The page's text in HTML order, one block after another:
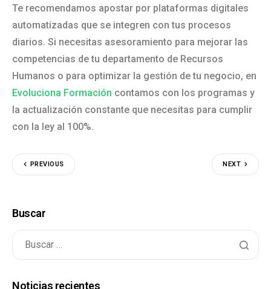
Te recomendamos apostar por plataformas digitales
automatizadas que se integren con tus procesos
diarios. Si necesitas asesoramiento para mejorar las
competencias de tu departamento de Recursos
Humanos o para optimizar la gestión de tu negocio, en
Evoluciona Formación contamos con los programas y
la actualización constante que necesitas para cumplir
con la ley al 100%.
PREVIOUS NEXT
Buscar
Noticias recientes